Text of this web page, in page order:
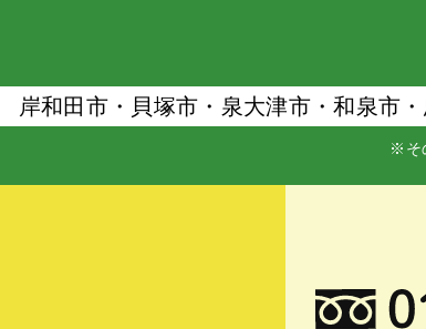
岸和⽥市・⾙塚市・泉⼤津市・和泉市
※そ